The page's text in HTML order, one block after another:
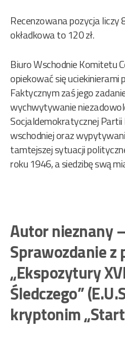
Recenzowana pozycja liczy
okładkowa to 120 zł.
Biuro Wschodnie Komitetu
opiekować się uciekinierami
Faktycznym zaś jego
wychwytywanie
Socjaldemokratycznej
wschodniej oraz
tamtejszej sytuacji
roku 1946, a siedzibę swą
Autor nieznany –
Sprawozdanie z
„Ekspozytury
Śledczego”
kryptonim